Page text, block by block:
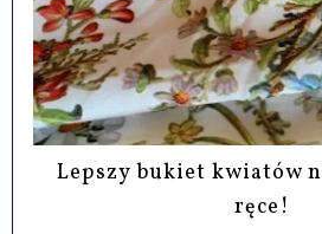
Lepszy bukiet kwiatów
ręce!